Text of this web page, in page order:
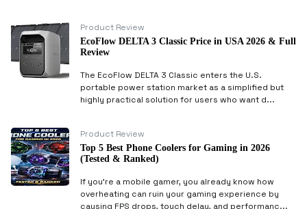
Product Review
EcoFlow DELTA 3 Classic Price in USA 2026 & Full
Review
The EcoFlow DELTA 3 Classic enters the U.S.
portable power station market as a simplified but
highly practical solution for users who want d...
Product Review
Top 5 Best Phone Coolers for Gaming in 2026
(Tested & Ranked)
If you’re a mobile gamer, you already know how
overheating can ruin your gaming experience by
causing FPS drops, touch delay, and performanc...